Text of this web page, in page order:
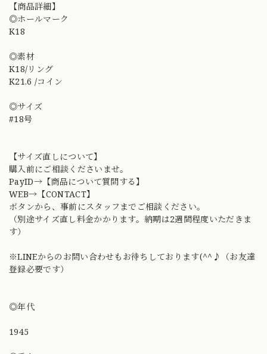
【商品詳細】
◎ホールマーク
K18
◎素材
K18/リング
K21.6 /コイン
◎サイズ
#18号
【サイズ直しについて】
購入前にご相談くださいませ。
PayID→【商品について質問する】
WEB→【CONTACT】
ボタンから、事前にスタッフまでご相談ください。
（別途サイズ直し料金かかります。納期は2週間程度いただきま
す）
※LINEからのお問い合わせもお待ちしております(^^♪（お友達
登録必要です）
◎年代
1945